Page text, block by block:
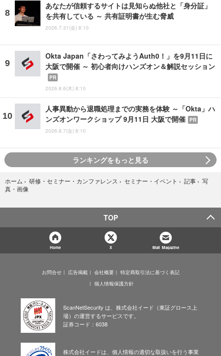
あなたが信頼するサイトは見知らぬ他社と「身分証」
を共有している ～ 共有証明書が生む脅威
2026.7.31(金) 8:10
Okta Japan「さわってみようAuth0！」を9月11日に
大阪で開催 ～ 初心者向けハンズオン＆解説セッション
PR
2026.8.6(木) 8:10
人事異動から退職処理までの実務を体験 ～「Okta」ハ
ンズオンワークショップ 9月11日 大阪で開催 PR
2026.8.7(金) 8:10
ランキングをもっと見る
ホーム › 研修・セミナー・カンファレンス › セミナー・イベント › 記事 › 写
真・画像
TOP
Home X Mail Magazine
お問合せ 広告掲載 会社概要
特定商取引法に基づく表記
個人情報保護方針
ScanNetSecurity は、株式会社イード（東証グロース上
場）の運営するサービスです。
証券コード：6038
株式会社イードは、個人情報の適切な取扱いを行う事業